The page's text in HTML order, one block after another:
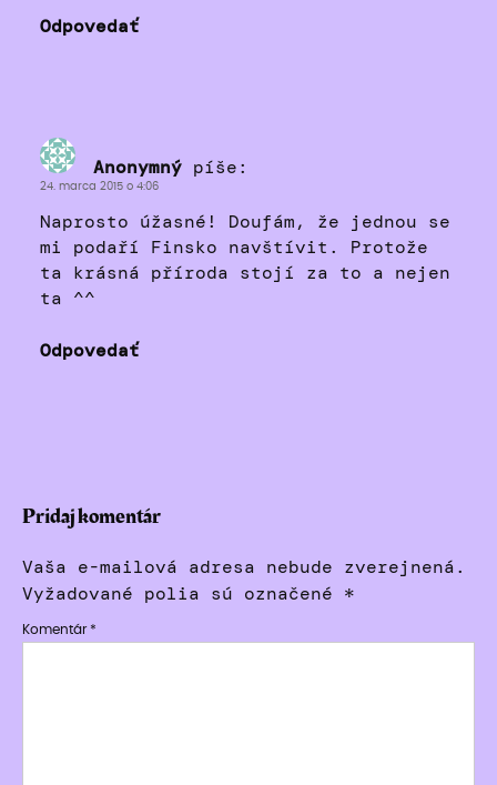
Odpovedať
Anonymný píše:
24. marca 2015 o 4:06
Naprosto úžasné! Doufám, že jednou se
mi podaří Finsko navštívit. Protože
ta krásná příroda stojí za to a nejen
ta ^^
Odpovedať
Pridaj komentár
Vaša e-mailová adresa nebude zverejnená.
Vyžadované polia sú označené *
Komentár *